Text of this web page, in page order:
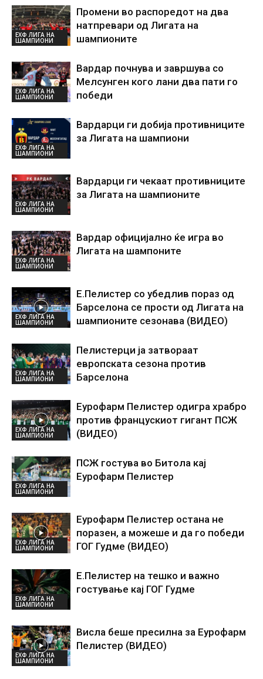
ЕХФ ЛИГА НА
ШАМПИОНИ
Промени во распоредот на два
натпревари од Лигата на
шампионите
ЕХФ ЛИГА НА
ШАМПИОНИ
Вардар почнува и завршува со
Мелсунген кого лани два пати го
победи
ЕХФ ЛИГА НА
ШАМПИОНИ
Вардарци ги добија противниците
за Лигата на шампиони
ЕХФ ЛИГА НА
ШАМПИОНИ
Вардарци ги чекаат противниците
за Лигата на шампионите
ЕХФ ЛИГА НА
ШАМПИОНИ
Вардар официјално ќе игра во
Лигата на шампоните
ЕХФ ЛИГА НА
ШАМПИОНИ
Е.Пелистер со убедлив пораз од
Барселона се прости од Лигата на
шампионите сезонава (ВИДЕО)
ЕХФ ЛИГА НА
ШАМПИОНИ
Пелистерци ја затвораат
европската сезона против
Барселона
ЕХФ ЛИГА НА
ШАМПИОНИ
Еурофарм Пелистер одигра храбро
против францускиот гигант ПСЖ
(ВИДЕО)
ЕХФ ЛИГА НА
ШАМПИОНИ
ПСЖ гостува во Битола кај
Еурофарм Пелистер
ЕХФ ЛИГА НА
ШАМПИОНИ
Еурофарм Пелистер остана не
поразен, а можеше и да го победи
ГОГ Гудме (ВИДЕО)
ЕХФ ЛИГА НА
ШАМПИОНИ
Е.Пелистер на тешко и важно
гостување кај ГОГ Гудме
ЕХФ ЛИГА НА
ШАМПИОНИ
Висла беше пресилна за Еурофарм
Пелистер (ВИДЕО)